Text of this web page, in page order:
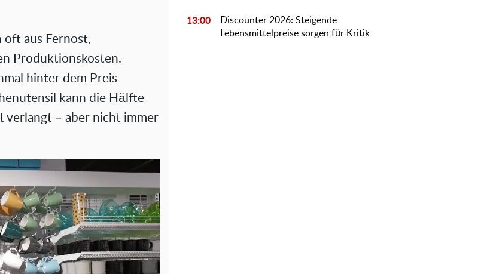
oft aus Fernost,
Produktionskosten.
hinter dem Preis
kann die Hälfte
verlangt – aber nicht immer
13:00
Discounter 2026: Steigende
Lebensmittelpreise sorgen für Kritik